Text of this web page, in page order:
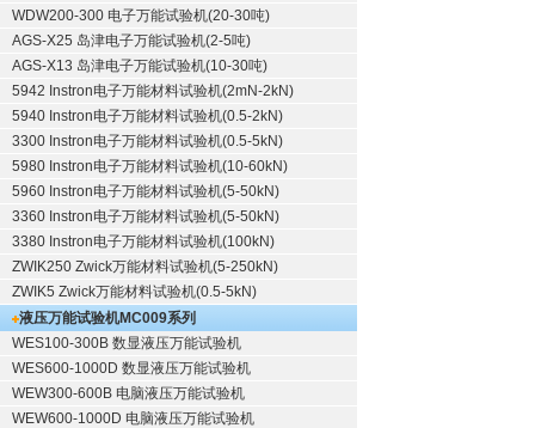
WDW200-300 电子万能试验机(20-30吨)
AGS-X25 岛津电子万能试验机(2-5吨)
AGS-X13 岛津电子万能试验机(10-30吨)
5942 Instron电子万能材料试验机(2mN-2kN)
5940 Instron电子万能材料试验机(0.5-2kN)
3300 Instron电子万能材料试验机(0.5-5kN)
5980 Instron电子万能材料试验机(10-60kN)
5960 Instron电子万能材料试验机(5-50kN)
3360 Instron电子万能材料试验机(5-50kN)
3380 Instron电子万能材料试验机(100kN)
ZWIK250 Zwick万能材料试验机(5-250kN)
ZWIK5 Zwick万能材料试验机(0.5-5kN)
液压万能试验机MC009系列
WES100-300B 数显液压万能试验机
WES600-1000D 数显液压万能试验机
WEW300-600B 电脑液压万能试验机
WEW600-1000D 电脑液压万能试验机